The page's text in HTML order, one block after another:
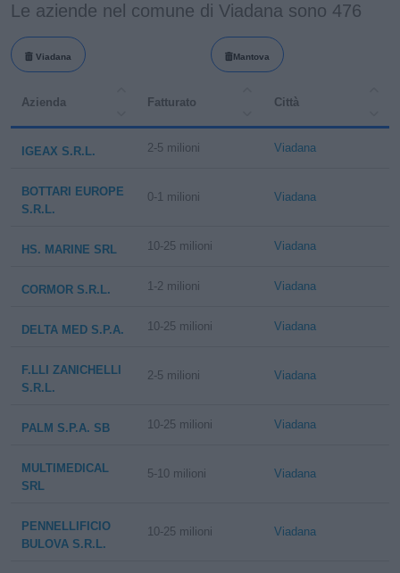
Le aziende nel comune di Viadana sono 476
Viadana Mantova
Azienda Fatturato Città
IGEAX S.R.L. 2-5 milioni Viadana
BOTTARI EUROPE
S.R.L.
0-1 milioni Viadana
HS. MARINE SRL 10-25 milioni Viadana
CORMOR S.R.L. 1-2 milioni Viadana
DELTA MED S.P.A. 10-25 milioni Viadana
F.LLI ZANICHELLI
S.R.L.
2-5 milioni Viadana
PALM S.P.A. SB 10-25 milioni Viadana
MULTIMEDICAL
SRL
5-10 milioni Viadana
PENNELLIFICIO
BULOVA S.R.L.
10-25 milioni Viadana